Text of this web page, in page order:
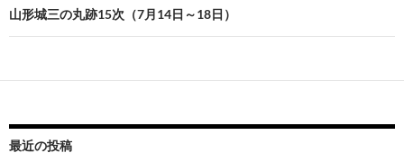
ビ
ゲ
ー
ョ
山形城三の丸跡15次（7月14日～18日）
最近の投稿